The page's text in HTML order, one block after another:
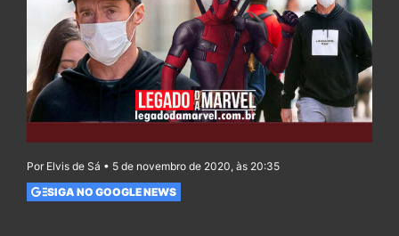
Por Elvis de Sá • 5 de novembro de 2020, às 20:35
SIGA NO GOOGLE NEWS